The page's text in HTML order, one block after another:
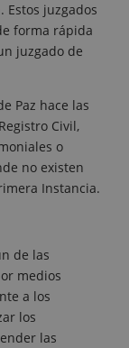
juzgados
forma rápida
juzgado de
Paz hace las
Civil,
o
no existen
Instancia.
de las
medios
a los
los
las